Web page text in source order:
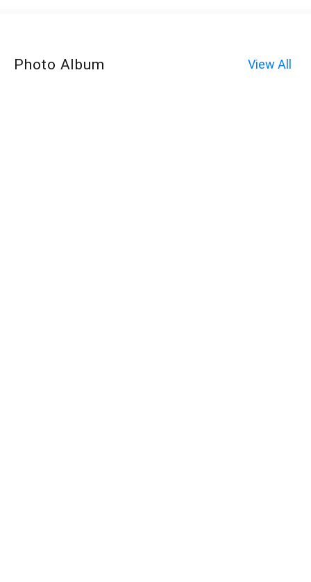
Photo Album View All